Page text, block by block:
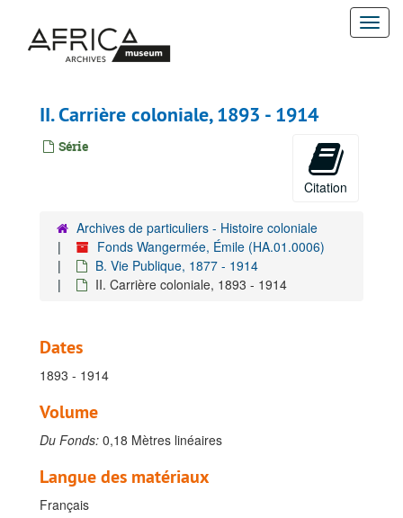
contenu
II. Carrière coloniale, 1893 - 1914
Série
Citation
Archives de particuliers - Histoire coloniale
Fonds Wangermée, Émile (HA.01.0006)
B. Vie Publique, 1877 - 1914
II. Carrière coloniale, 1893 - 1914
Dates
1893 - 1914
Volume
Du Fonds: 0,18 Mètres linéaires
Langue des matériaux
Français